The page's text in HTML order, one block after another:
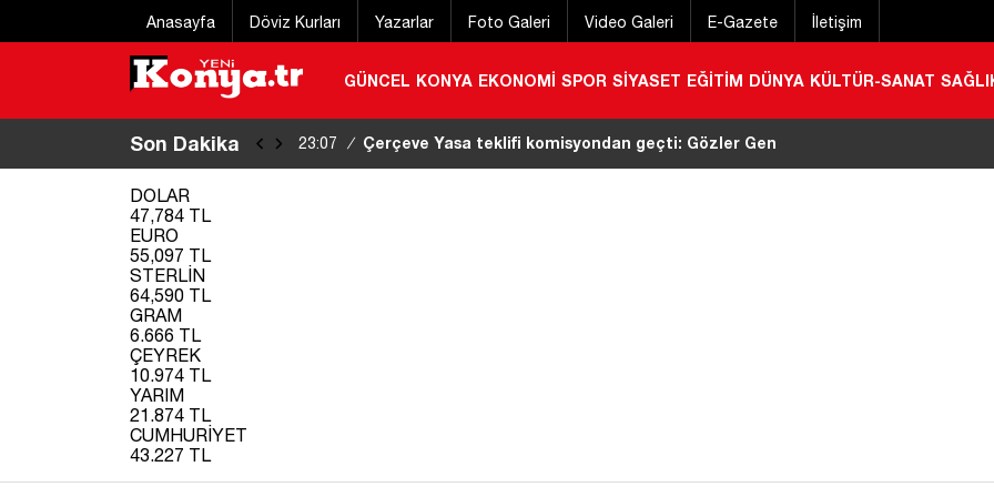
Anasayfa Döviz Kurları Yazarlar Foto Galeri Video Galeri E-Gazete İletişim
GÜNCEL KONYA EKONOMİ SPOR SİYASET EĞİTİM DÜNYA KÜLTÜR-SANAT
Son Dakika 23:07 / Çerçeve Yasa teklifi komisyondan geçti: Gözler Genel Kurul’da
DOLAR
47,784 TL
EURO
55,097 TL
STERLİN
64,590 TL
GRAM
6.666 TL
ÇEYREK
10.974 TL
YARIM
21.874 TL
CUMHURİYET
43.227 TL